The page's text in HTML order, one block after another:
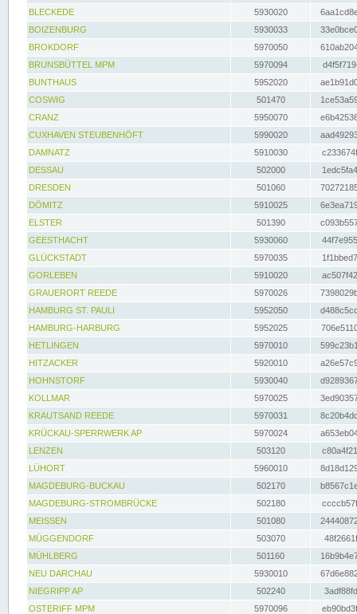
BLECKEDE
5930020
BOIZENBURG
5930033
BROKDORF
5970050
BRUNSBÜTTEL MPM
5970094
BUNTHAUS
5952020
COSWIG
501470
CRANZ
5950070
CUXHAVEN STEUBENHÖFT
5990020
DAMNATZ
5910030
DESSAU
502000
DRESDEN
501060
DÖMITZ
5910025
ELSTER
501390
GEESTHACHT
5930060
GLÜCKSTADT
5970035
GORLEBEN
5910020
GRAUERORT REEDE
5970026
HAMBURG ST. PAULI
5952050
HAMBURG-HARBURG
5952025
HETLINGEN
5970010
HITZACKER
5920010
HOHNSTORF
5930040
KOLLMAR
5970025
KRAUTSAND REEDE
5970031
KRÜCKAU-SPERRWERK AP
5970024
LENZEN
503120
LÜHORT
5960010
MAGDEBURG-BUCKAU
502170
MAGDEBURG-STROMBRÜCKE
502180
MEISSEN
501080
MÜGGENDORF
503070
MÜHLBERG
501160
NEU DARCHAU
5930010
NIEGRIPP AP
502240
OSTERIFF MPM
5970096